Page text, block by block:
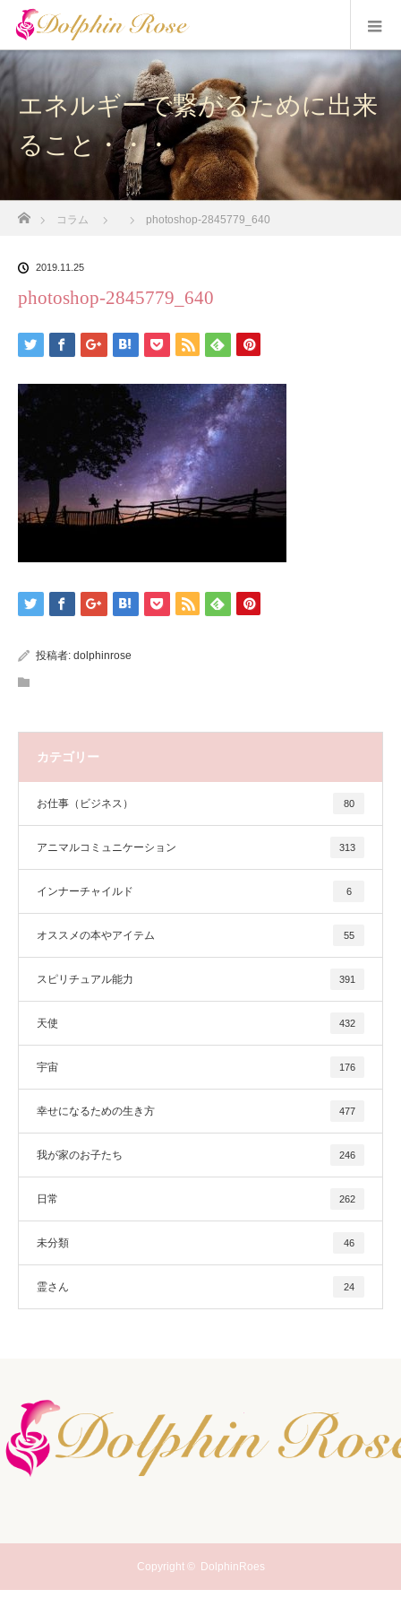
エネルギーで繋がるために出来
ること・・・
コラム photoshop-2845779_640
2019.11.25
photoshop-2845779_640
投稿者: dolphinrose
カテゴリー
お仕事（ビジネス） 80
アニマルコミュニケーション 313
インナーチャイルド 6
オススメの本やアイテム 55
スピリチュアル能力 391
天使 432
宇宙 176
幸せになるための生き方 477
我が家のお子たち 246
日常 262
未分類 46
霊さん 24
Copyright © DolphinRoes